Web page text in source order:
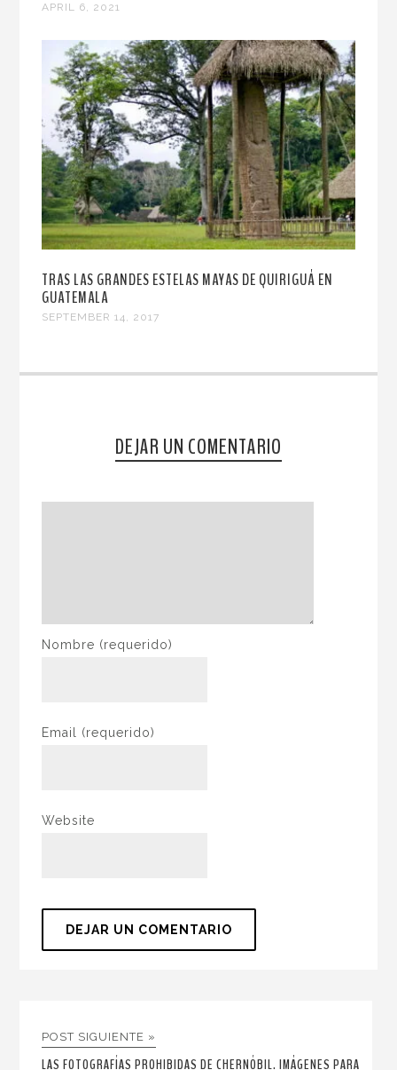
APRIL 6, 2021
TRAS LAS GRANDES ESTELAS MAYAS DE QUIRIGUÁ EN
GUATEMALA
SEPTEMBER 14, 2017
DEJAR UN COMENTARIO
Nombre (requerido)
Email (requerido)
Website
POST SIGUIENTE »
LAS FOTOGRAFÍAS PROHIBIDAS DE CHERNÓBIL. IMÁGENES PARA